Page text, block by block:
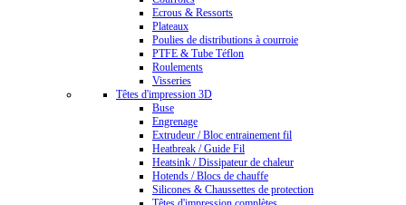
Ecrous & Ressorts
Plateaux
Poulies de distributions à courroie
PTFE & Tube Téflon
Roulements
Visseries
Têtes d'impression 3D
Buse
Engrenage
Extrudeur / Bloc entrainement fil
Heatbreak / Guide Fil
Heatsink / Dissipateur de chaleur
Hotends / Blocs de chauffe
Silicones & Chaussettes de protection